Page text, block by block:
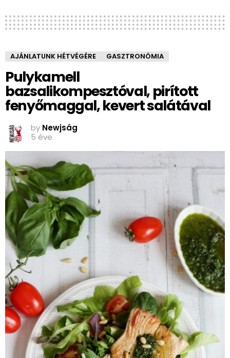
AJÁNLATUNK HÉTVÉGÉRE GASZTRONÓMIA
Pulykamell
bazsalikompesztóval, pirított
fenyőmaggal, kevert salátával
by Newjság
5 éve